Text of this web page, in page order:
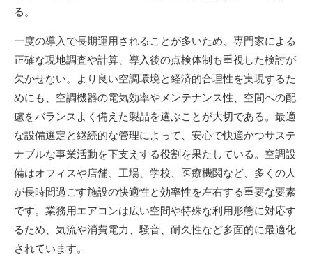
る。
一度の導入で長期運用されることが多いため、専門家による
正確な現地調査や計算、導入後の点検体制も重視した検討が
欠かせない。より良い空調環境と経済的合理性を実現するた
めにも、空調機器の電気効率やメンテナンス性、空間への配
慮をバランスよく備えた製品を選ぶことが大切である。最適
な設備選定と継続的な管理によって、安心で快適かつサステ
ナブルな事業活動を下支えする役割を果たしている。空調設
備はオフィスや店舗、工場、学校、医療機関など、多くの人
が長時間過ごす施設の快適性と効率性を左右する重要な要素
です。業務用エアコンは広い空間や特殊な利用形態に対応す
るため、気流や消費電力、騒音、耐久性など多面的に最適化
されています。